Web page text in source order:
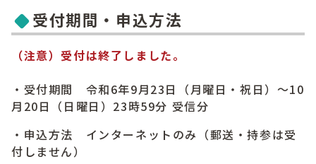
受付期間・申込方法
（注意）受付は終了しました。
・受付期間 令和6年9月23日（月曜日・祝日）～10
月20日（日曜日）23時59分 受信分
・申込方法 インターネットのみ（郵送・持参は受
付しません）